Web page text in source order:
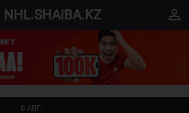
NHL.SHAIBA.KZ perm_identity
8 АВГ.